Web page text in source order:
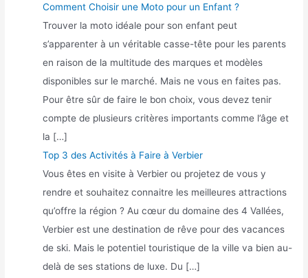
Comment Choisir une Moto pour un Enfant ?
Trouver la moto idéale pour son enfant peut
s’apparenter à un véritable casse-tête pour les parents
en raison de la multitude des marques et modèles
disponibles sur le marché. Mais ne vous en faites pas.
Pour être sûr de faire le bon choix, vous devez tenir
compte de plusieurs critères importants comme l’âge et
la […]
Top 3 des Activités à Faire à Verbier
Vous êtes en visite à Verbier ou projetez de vous y
rendre et souhaitez connaitre les meilleures attractions
qu’offre la région ? Au cœur du domaine des 4 Vallées,
Verbier est une destination de rêve pour des vacances
de ski. Mais le potentiel touristique de la ville va bien au-
delà de ses stations de luxe. Du […]